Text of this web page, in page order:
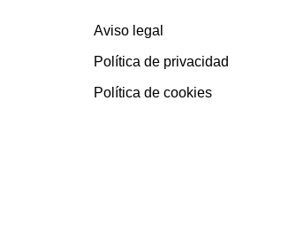
Aviso legal
Política de privacidad
Política de cookies